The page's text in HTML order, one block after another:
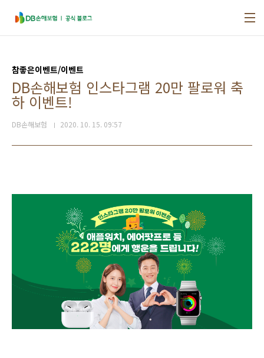
참좋은이벤트/이벤트
DB손해보험 인스타그램 20만 팔로워 축
하 이벤트!
DB손해보험 2020. 10. 15. 09:57